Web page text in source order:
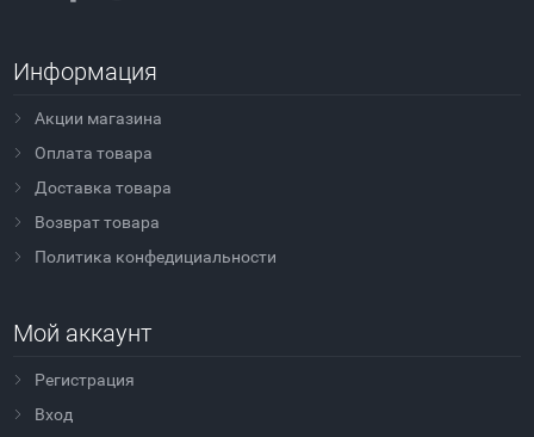
Информация
Акции магазина
Оплата товара
Доставка товара
Возврат товара
Политика конфедициальности
Мой аккаунт
Регистрация
Вход